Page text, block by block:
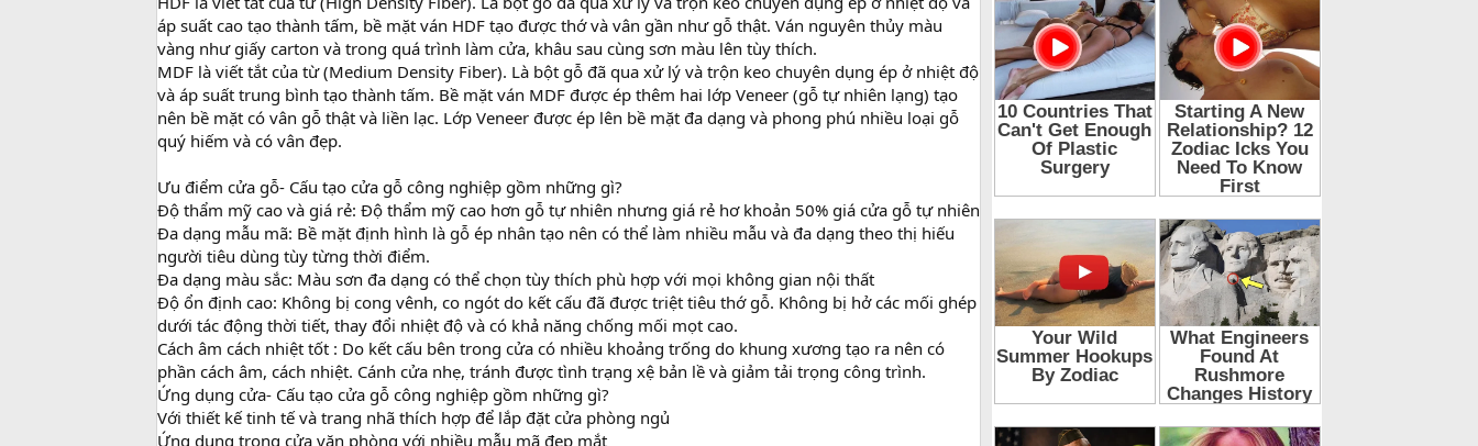
áp suất cao tạo thành tấm, bề mặt ván HDF tạo được thớ và vân gần như gỗ thật. Ván nguyên thủy màu
vàng như giấy carton và trong quá trình làm cửa, khâu sau cùng sơn màu lên tùy thích.
MDF là viết tắt của từ (Medium Density Fiber). Là bột gỗ đã qua xử lý và trộn keo chuyên dụng ép ở nhiệt độ
và áp suất trung bình tạo thành tấm. Bề mặt ván MDF được ép thêm hai lớp Veneer (gỗ tự nhiên lạng) tạo
nên bề mặt có vân gỗ thật và liền lạc. Lớp Veneer được ép lên bề mặt đa dạng và phong phú nhiều loại gỗ
quý hiếm và có vân đẹp.
Ưu điểm cửa gỗ- Cấu tạo cửa gỗ công nghiệp gồm những gì?
Độ thẩm mỹ cao và giá rẻ: Độ thẩm mỹ cao hơn gỗ tự nhiên nhưng giá rẻ hơ khoản 50% giá cửa gỗ tự nhiên
Đa dạng mẫu mã: Bề mặt định hình là gỗ ép nhân tạo nên có thể làm nhiều mẫu và đa dạng theo thị hiếu
người tiêu dùng tùy từng thời điểm.
Đa dạng màu sắc: Màu sơn đa dạng có thể chọn tùy thích phù hợp với mọi không gian nội thất
Độ ổn định cao: Không bị cong vênh, co ngót do kết cấu đã được triệt tiêu thớ gỗ. Không bị hở các mối ghép
dưới tác động thời tiết, thay đổi nhiệt độ và có khả năng chống mối mọt cao.
Cách âm cách nhiệt tốt : Do kết cấu bên trong cửa có nhiều khoảng trống do khung xương tạo ra nên có
phần cách âm, cách nhiệt. Cánh cửa nhẹ, tránh được tình trạng xệ bản lề và giảm tải trọng công trình.
Ứng dụng cửa- Cấu tạo cửa gỗ công nghiệp gồm những gì?
Với thiết kế tinh tế và trang nhã thích hợp để lắp đặt cửa phòng ngủ
Ứng dụng trong cửa văn phòng với nhiều mẫu mã đẹp mắt